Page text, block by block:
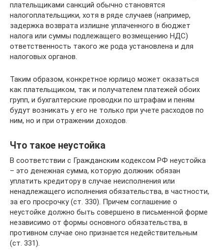
плательщиками санкций обычно становятся
налогоплательщики, хотя в ряде случаев (например,
задержка возврата излишне уплаченного в бюджет
налога или суммы подлежащего возмещению НДС)
ответственность такого же рода установлена и для
налоговых органов.
Таким образом, конкретное юрлицо может оказаться
как плательщиком, так и получателем платежей обоих
групп, и бухгалтерские проводки по штрафам и пеням
будут возникать у его не только при учете расходов по
ним, но и при отражении доходов.
Что такое неустойка
В соответствии с Гражданским кодексом РФ неустойка
– это денежная сумма, которую должник обязан
уплатить кредитору в случае неисполнения или
ненадлежащего исполнения обязательства, в частности,
за его просрочку (ст. 330). Причем соглашение о
неустойке должно быть совершено в письменной форме
независимо от формы основного обязательства, в
противном случае оно признается недействительным
(ст. 331).